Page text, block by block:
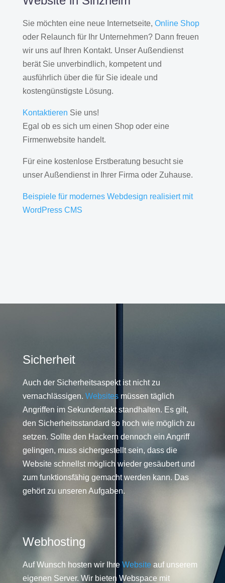
Sie möchten eine neue Internetseite, Online Shop
oder Relaunch für Ihr Unternehmen? Dann freuen
wir uns auf Ihren Kontakt. Unser Außendienst
berät Sie unverbindlich, kompetent und
ausführlich über die für Sie ideale und
kostengünstigste Lösung.
Kontaktieren Sie uns!
Egal ob es sich um einen Shop oder eine
Firmenwebsite handelt.
Für eine kostenlose Erstberatung besucht sie
unser Außendienst in Ihrer Firma oder Zuhause.
Beispiele für modernes Webdesign realisiert mit
WordPress CMS
Sicherheit
Auch der Sicherheitsaspekt ist nicht zu
vernachlässigen. Websitesmüssen täglich
Angriffen im Sekundentakt standhalten. Es gilt,
den Sicherheitsstandard so hoch wie möglich zu
setzen. Sollte den Hackern dennoch ein Angriff
gelingen, muss sichergestellt sein, dass die
Website schnellst möglich wieder gesäubert und
zum funktionsfähig gemacht werden kann. Das
gehört zu unseren Aufgaben.
Webhosting
Auf Wunsch hosten wir Ihre Website auf unserem
eigenen Server. Wir bieten Webspace mit